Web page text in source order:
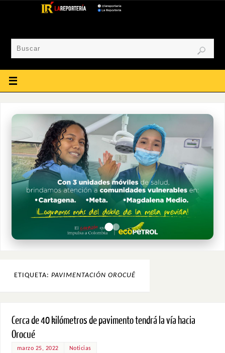
ETIQUETA: PAVIMENTACIÓN OROCUÉ
Cerca de 40 kilómetros de pavimento tendrá la vía hacia
Orocué
marzo 25, 2022 Noticias